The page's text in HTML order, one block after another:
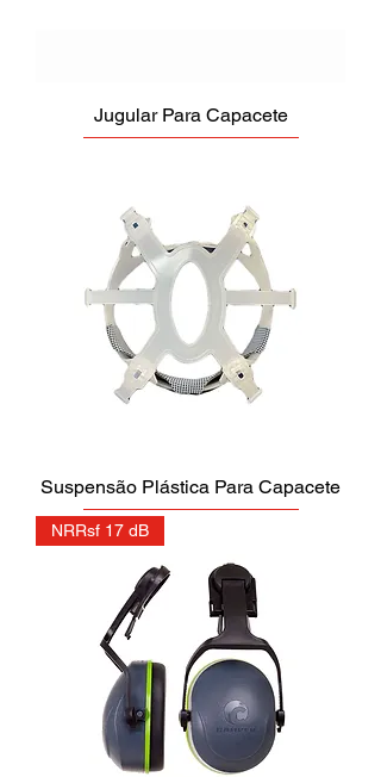
Jugular Para Capacete
Suspensão Plástica Para Capacete
NRRsf 17 dB